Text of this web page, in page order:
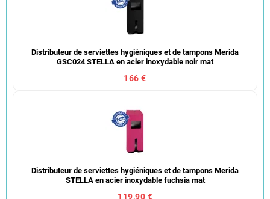
Distributeur de serviettes hygiéniques et de tampons Merida
GSC024 STELLA en acier inoxydable noir mat
166 €
Distributeur de serviettes hygiéniques et de tampons Merida
STELLA en acier inoxydable fuchsia mat
119,90 €